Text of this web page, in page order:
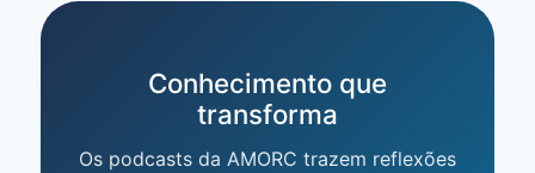
Conhecimento que
transforma
Os podcasts da AMORC trazem reflexões